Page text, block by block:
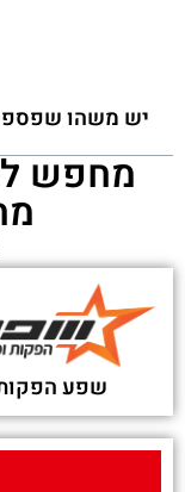
יש משהו
מחפש
שפע